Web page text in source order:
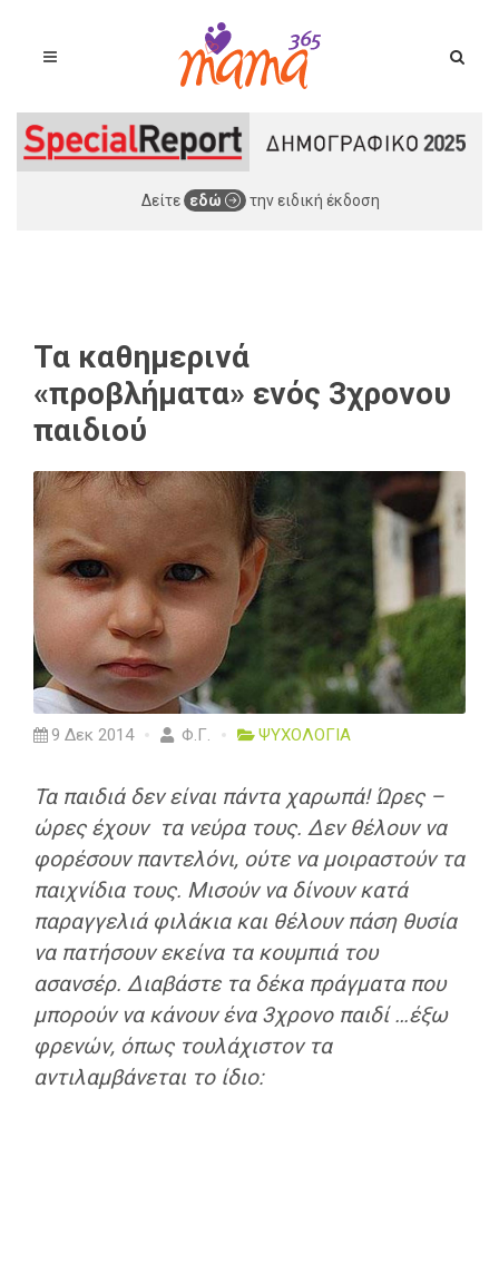
Δείτε εδώ την ειδική έκδοση
Τα καθημερινά
«προβλήματα» ενός 3χρονου
παιδιού
9 Δεκ 2014 Φ.Γ. ΨΥΧΟΛΟΓΙΑ
Τα παιδιά δεν είναι πάντα χαρωπά! Ώρες –
ώρες έχουν τα νεύρα τους. Δεν θέλουν να
φορέσουν παντελόνι, ούτε να μοιραστούν τα
παιχνίδια τους. Μισούν να δίνουν κατά
παραγγελιά φιλάκια και θέλουν πάση θυσία
να πατήσουν εκείνα τα κουμπιά του
ασανσέρ. Διαβάστε τα δέκα πράγματα που
μπορούν να κάνουν ένα 3χρονο παιδί …έξω
φρενών, όπως τουλάχιστον τα
αντιλαμβάνεται το ίδιο: